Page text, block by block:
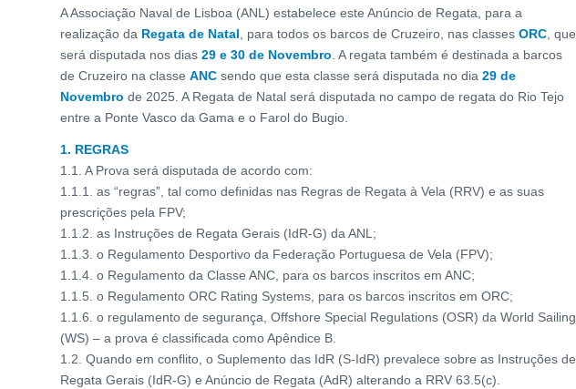
A Associação Naval de Lisboa (ANL) estabelece este Anúncio de Regata, para a
realização da Regata de Natal, para todos os barcos de Cruzeiro, nas classes ORC, que
será disputada nos dias 29 e 30 de Novembro. A regata também é destinada a barcos
de Cruzeiro na classe ANC sendo que esta classe será disputada no dia 29 de
Novembro de 2025. A Regata de Natal será disputada no campo de regata do Rio Tejo
entre a Ponte Vasco da Gama e o Farol do Bugio.
1. REGRAS
1.1. A Prova será disputada de acordo com:
1.1.1. as “regras”, tal como definidas nas Regras de Regata à Vela (RRV) e as suas
prescrições pela FPV;
1.1.2. as Instruções de Regata Gerais (IdR-G) da ANL;
1.1.3. o Regulamento Desportivo da Federação Portuguesa de Vela (FPV);
1.1.4. o Regulamento da Classe ANC, para os barcos inscritos em ANC;
1.1.5. o Regulamento ORC Rating Systems, para os barcos inscritos em ORC;
1.1.6. o regulamento de segurança, Offshore Special Regulations (OSR) da World Sailing
(WS) – a prova é classificada como Apêndice B.
1.2. Quando em conflito, o Suplemento das IdR (S-IdR) prevalece sobre as Instruções de
Regata Gerais (IdR-G) e Anúncio de Regata (AdR) alterando a RRV 63.5(c).